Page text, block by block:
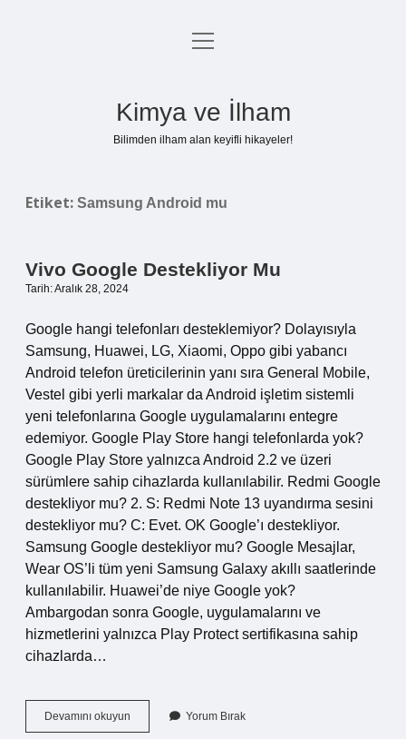
Anasayfa
menüyü
Kimya ve İlham
Bilimden ilham alan keyifli hikayeler!
Etiket: Samsung Android mu
Vivo Google Destekliyor Mu
Tarih: Aralık 28, 2024
Google hangi telefonları desteklemiyor? Dolayısıyla
Samsung, Huawei, LG, Xiaomi, Oppo gibi yabancı
Android telefon üreticilerinin yanı sıra General Mobile,
Vestel gibi yerli markalar da Android işletim sistemli
yeni telefonlarına Google uygulamalarını entegre
edemiyor. Google Play Store hangi telefonlarda yok?
Google Play Store yalnızca Android 2.2 ve üzeri
sürümlere sahip cihazlarda kullanılabilir. Redmi Google
destekliyor mu? 2. S: Redmi Note 13 uyandırma sesini
destekliyor mu? C: Evet. OK Google’ı destekliyor.
Samsung Google destekliyor mu? Google Mesajlar,
Wear OS’li tüm yeni Samsung Galaxy akıllı saatlerinde
kullanılabilir. Huawei’de niye Google yok?
Ambargodan sonra Google, uygulamalarını ve
hizmetlerini yalnızca Play Protect sertifikasına sahip
cihazlarda…
Devamını okuyun
Google
Yorum Bırak